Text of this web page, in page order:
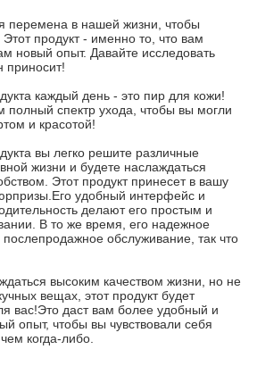
перемена в нашей жизни, чтобы
продукт - именно то, что вам
новый опыт. Давайте исследовать
приносит!
каждый день - это пир для кожи!
полный спектр ухода, чтобы вы могли
и красотой!
вы легко решите различные
жизни и будете наслаждаться
Этот продукт принесет в вашу
удобный интерфейс и
делают его простым и
В то же время, его надежное
послепродажное обслуживание, так что
высоким качеством жизни, но не
вещах, этот продукт будет
вас!Это даст вам более удобный и
опыт, чтобы вы чувствовали себя
когда-либо.